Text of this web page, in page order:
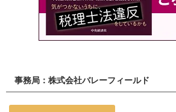
事務局：株式会社バレーフィールド